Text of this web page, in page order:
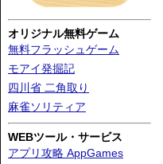
オリジナル無料ゲーム
無料フラッシュゲーム
モアイ発掘記
四川省 二角取り
麻雀ソリティア
WEBツール・サービス
アプリ攻略 AppGames